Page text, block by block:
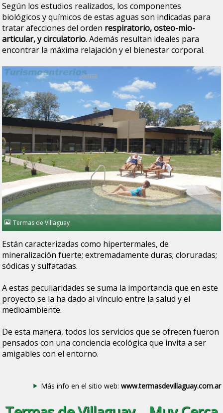
Según los estudios realizados, los componentes
biológicos y químicos de estas aguas son indicadas para
tratar afecciones del orden respiratorio, osteo-mio-
articular, y circulatorio. Además resultan ideales para
encontrar la máxima relajación y el bienestar corporal.
Termas de Villaguay
Están caracterizadas como hipertermales, de
mineralización fuerte; extremadamente duras; cloruradas;
sódicas y sulfatadas.
A estas peculiaridades se suma la importancia que en este
proyecto se la ha dado al vínculo entre la salud y el
medioambiente.
De esta manera, todos los servicios que se ofrecen fueron
pensados con una conciencia ecológica que invita a ser
amigables con el entorno.
Más info en el sitio web: www.termasdevillaguay.com.ar